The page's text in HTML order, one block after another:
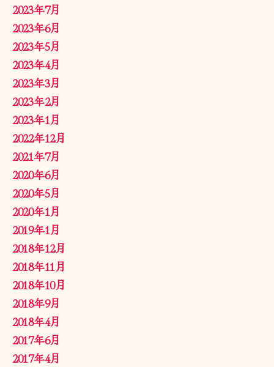
2023年7月
2023年6月
2023年5月
2023年4月
2023年3月
2023年2月
2023年1月
2022年12月
2021年7月
2020年6月
2020年5月
2020年1月
2019年1月
2018年12月
2018年11月
2018年10月
2018年9月
2018年4月
2017年6月
2017年4月